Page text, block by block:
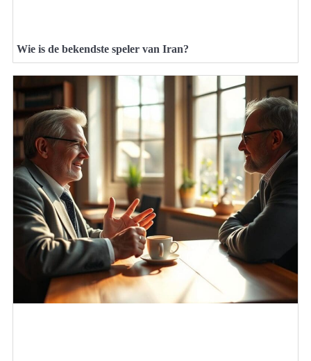
Wie is de bekendste speler van Iran?